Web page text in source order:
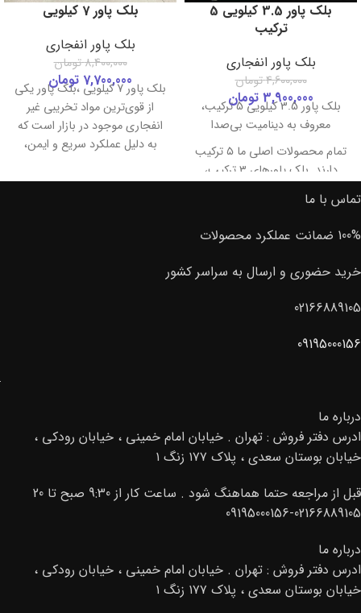
بلک پاور 3.5 کیلویی 5
ترکیب
بلک پاور انفجاری
4,600,000تومان
3,900,000 تومانبلک پاور 3.5 کیلویی 5 ترکیب،
معروف به دینامیت بی‌صدا
تمام محصولات اصلی ما ۵ ترکیب
دارند. بلک پاورهای ۳ ترکیب،
ارائه این محصول فقط از طریق
ابزار معدن فرزادانجام می‌شود و
هیچ نمایندگی ندارد.
02166889105
بلک پاور 7 کیلویی
بلک پاور انفجاری
8,400,000تومان
7,700,000 تومان
بلک پاور 7 کیلویی ،بلک پاور یکی
از قوی‌ترین مواد تخریبی غیر
انفجاری موجود در بازار است که
به دلیل عملکرد سریع و ایمن،
می‌شود. این محصول با تولید
تماس با ما
100% ضمانت عملکرد محصولات
خرید حضوری و ارسال به سراسر کشور
02166889105
09195000156
درباره ما
ادرس دفتر فروش : تهران . خیابان امام خمینی ، خیابان رودکی ،
خیابان بوستان سعدی ، پلاک ۱۷۷ زنگ ۱
قبل از مراجعه حتما هماهنگ شود . ساعت کار از 9:30 صبح تا 20
02166889105-09195000156
درباره ما
ادرس دفتر فروش : تهران . خیابان امام خمینی ، خیابان رودکی ،
خیابان بوستان سعدی ، پلاک ۱۷۷ زنگ ۱